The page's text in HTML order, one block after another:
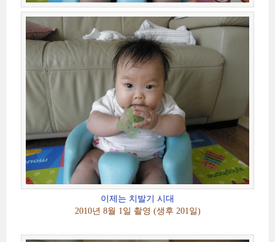
이제는 치발기 시대
2010년 8월 1일 촬영 (생후 201일)